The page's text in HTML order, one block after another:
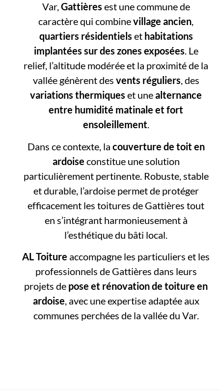
Var,Gattières est une commune de
caractère qui combinevillage ancien,
quartiers résidentiels et habitations
implantées sur des zones exposées. Le
relief, l’altitude modérée et la proximité de la
vallée génèrent des vents réguliers, des
variations thermiques et unealternance
entre humidité matinale et fort
ensoleillement.
Dans ce contexte, la couverture de toit en
ardoise constitue une solution
particulièrement pertinente. Robuste, stable
et durable, l’ardoise permet de protéger
efficacement les toitures de Gattières tout
en s’intégrant harmonieusement à
l’esthétique du bâti local.
AL Toiture accompagne les particuliers et les
professionnels de Gattières dans leurs
projets de pose et rénovation de toiture en
ardoise, avec une expertise adaptée aux
communes perchées de la vallée du Var.